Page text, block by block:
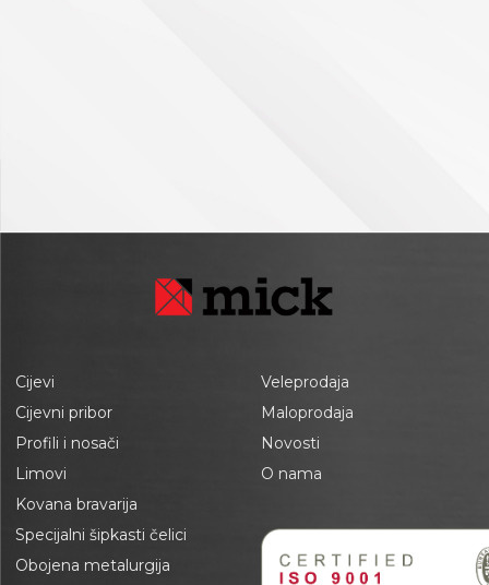
Cijevi
Cijevni pribor
Profili i nosači
Limovi
Kovana bravarija
Specijalni šipkasti čelici
Obojena metalurgija
Veleprodaja
Maloprodaja
Novosti
O nama